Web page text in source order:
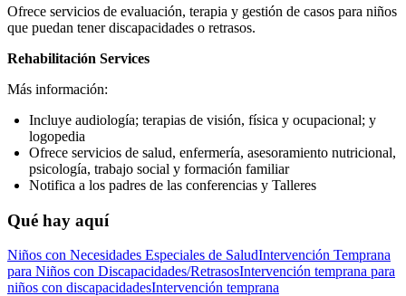
Ofrece servicios de evaluación, terapia y gestión de casos para niños
que puedan tener discapacidades o retrasos.
Rehabilitación Services
Más información:
Incluye audiología; terapias de visión, física y ocupacional; y
logopedia
Ofrece servicios de salud, enfermería, asesoramiento nutricional,
psicología, trabajo social y formación familiar
Notifica a los padres de las conferencias y Talleres
Qué hay aquí
Niños con Necesidades Especiales de SaludIntervención Temprana
para Niños con Discapacidades/RetrasosIntervención temprana para
niños con discapacidadesIntervención temprana